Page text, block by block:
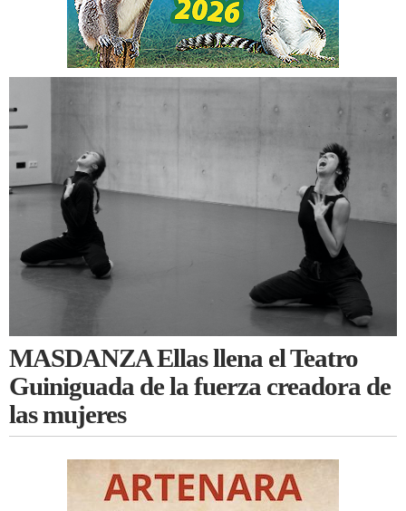
MASDANZA Ellas llena el Teatro
Guiniguada de la fuerza creadora de
las mujeres